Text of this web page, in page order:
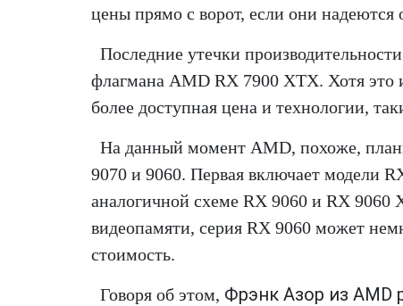
цены прямо с ворот, если они надеются
Последние утечки
флагмана AMD RX 7900 XTX. Хотя это
более доступная цена и технологии,
На данный момент AMD, похоже,
9070 и 9060. Первая включает модели
аналогичной схеме RX 9060 и RX 9060
видеопамяти, серия RX 9060 может
стоимость.
Говоря об этом, Фрэнк Азор из AMD